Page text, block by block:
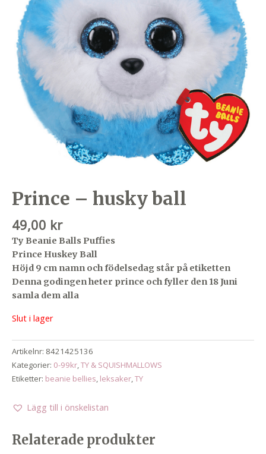
Prince – husky ball
49,00 kr
Ty Beanie Balls Puffies
Prince Huskey Ball
Höjd 9 cm namn och födelsedag står på etiketten
Denna godingen heter prince och fyller den 18 Juni
samla dem alla
Slut i lager
Artikelnr: 8421425136
Kategorier: 0-99kr TY & SQUISHMALLOWS
Etiketter: beanie bellies leksaker TY
Lägg till i önskelistan
Relaterade produkter